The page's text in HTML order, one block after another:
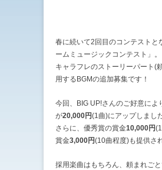
春に続いて2回目のコンテストと
ームミュージックコンテスト」。
キャラフレのストーリーパート(
用するBGMの追加募集です！
今回、BIG UP!さんのご好意によ
が20,000円(1曲)にアップしまし
さらに、優秀賞の賞金10,000円
賞金3,000円(10曲程度)も提供さ
採用楽曲はもちろん、頼まれご